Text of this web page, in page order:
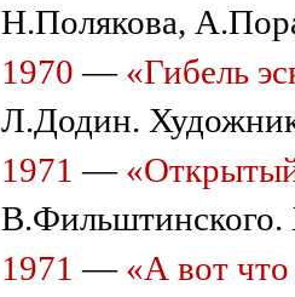
Н.Полякова,
1970 — «Гибель
Л.Додин.
1971 —
1971 — «А вот